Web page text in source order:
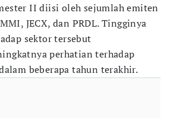
II diisi oleh sejumlah emiten
JECX, dan PRDL. Tingginya
sektor tersebut
perhatian terhadap
beberapa tahun terakhir.